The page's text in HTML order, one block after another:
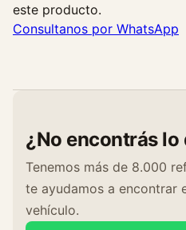
este producto.
Consultanos por WhatsApp
¿No encontrás lo
Tenemos más de 8.000
te ayudamos a encontrar
vehículo.